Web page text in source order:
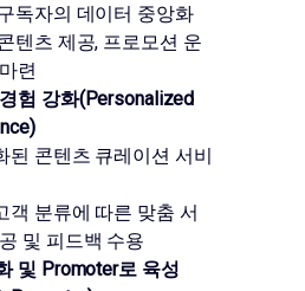
독자의 데이터 중앙화
텐츠 제공, 프로모션 운
련
험 강화(Personalized
된 콘텐츠 큐레이션 서비
객 분류에 따른 맞춤 서
및 피드백 수용
및 Promoter로 육성